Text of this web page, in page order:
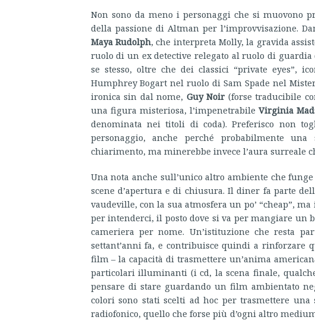
Non sono da meno i personaggi che si
della passione di Altman per l’improvvisazione.
Maya Rudolph, che interpreta Molly, la gravida
ruolo di un ex detective relegato al ruolo di
se stesso, oltre che dei classici “private eyes”,
Humphrey Bogart nel ruolo di Sam Spade nel
ironica sin dal nome, Guy Noir (forse traducibile
una figura misteriosa, l’impenetrabileVirginia
denominata nei titoli di coda). Preferisco non
personaggio, anche perché probabilmente
chiarimento, ma minerebbe invece l’aura surreale
Una nota anche sull’unico altro ambiente che
scene d’apertura e di chiusura. Il diner fa parte
vaudeville, con la sua atmosfera un po’ “cheap”,
per intenderci, il posto dove si va per mangiare un
cameriera per nome. Un’istituzione che resta
settant’anni fa, e contribuisce quindi a rinforzare
film – la capacità di trasmettere un’anima
particolari illuminanti (i cd, la scena finale,
pensare di stare guardando un film ambientato
colori sono stati scelti ad hoc per trasmettere una
radiofonico, quello che forse più d’ogni altro